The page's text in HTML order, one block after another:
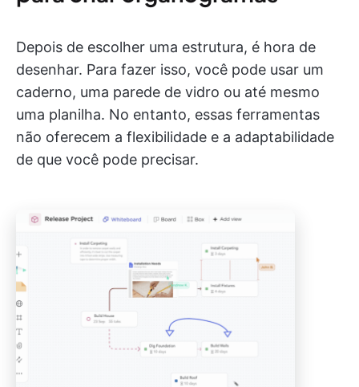
Depois de escolher uma estrutura, é hora de
desenhar. Para fazer isso, você pode usar um
caderno, uma parede de vidro ou até mesmo
uma planilha. No entanto, essas ferramentas
não oferecem a flexibilidade e a adaptabilidade
de que você pode precisar.